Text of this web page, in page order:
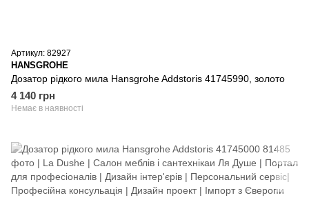
Артикул: 82927
HANSGROHE
Дозатор рідкого мила Hansgrohe Addstoris 41745990, золото
4 140 грн
Немає в наявності